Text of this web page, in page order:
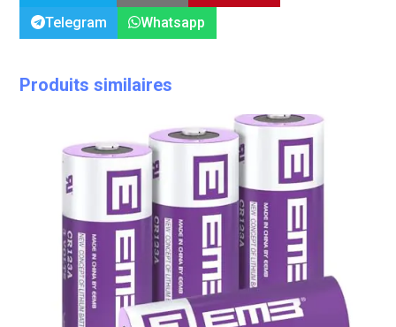
Telegram
Whatsapp
Produits similaires